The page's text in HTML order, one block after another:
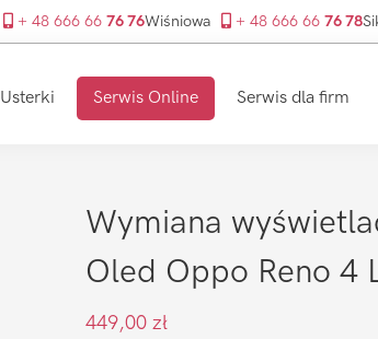
+ 48 666 66 76 76Wiśniowa + 48 666 66 76 78
Usterki Serwis Online Serwis dla firm
Wymiana
Oled Oppo Reno 4
449,00 zł